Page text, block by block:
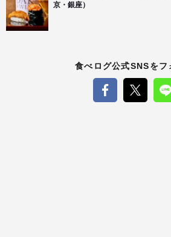
京・銀座）
食べログ公式SNSをフ